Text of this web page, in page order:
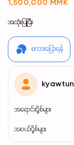
1,500,000 MMK
အသုံးပြုပြီး
စကားပြောရန်
kyawtun
အရောင်းပို့စ်များ
အဝယ်ပို့စ်များ